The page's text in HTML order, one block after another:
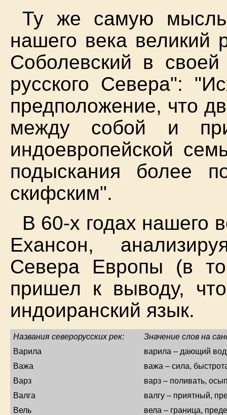
Ту же самую
нашего века великий
Соболевский в
русского Севера":
предположение, что
между собой и
индоевропейской
подыскания более
скифским".
В 60-х годах нашего
Ехансон,
Севера Европы (в
пришел к выводу,
индоиранский язык.
Названия северорусских рек:
Значение слов на
Варила
варила – дающий
Важа
важа – сила,
Варз
варз – поливать,
Валга
валгу – приятный,
Вель
вела – граница,